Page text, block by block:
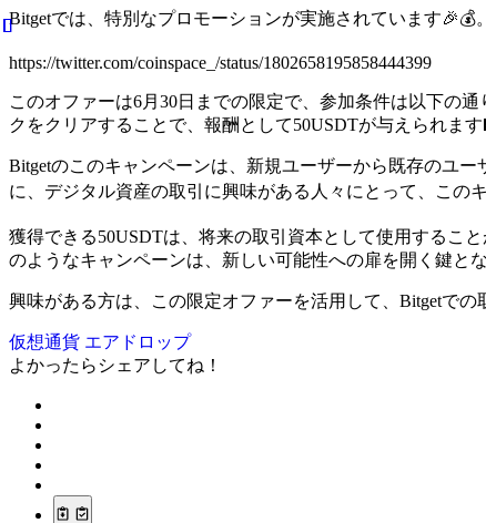
Bitgetでは、特別なプロモーションが実施されています
https://twitter.com/coinspace_/status/1802658195858444399
このオファーは6月30日までの限定で、参加条件は以下の
クをクリアすることで、報酬として50USDTが与えられます
Bitgetのこのキャンペーンは、新規ユーザーから既存のユ
に、デジタル資産の取引に興味がある人々にとって、この
獲得できる50USDTは、将来の取引資本として使用するこ
のようなキャンペーンは、新しい可能性への扉を開く鍵と
興味がある方は、この限定オファーを活用して、Bitgetで
仮想通貨 エアドロップ
よかったらシェアしてね！